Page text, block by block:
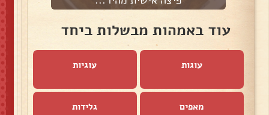
עוד באמהות מבשלות ביחד
עוגות עוגיות
מאפים גלידות